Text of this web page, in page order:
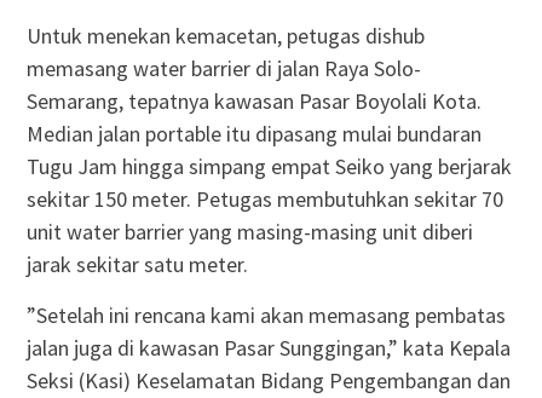
Untuk menekan kemacetan, petugas dishub
memasang water barrier di jalan Raya Solo-
Semarang, tepatnya kawasan Pasar Boyolali Kota.
Median jalan portable itu dipasang mulai bundaran
Tugu Jam hingga simpang empat Seiko yang berjarak
sekitar 150 meter. Petugas membutuhkan sekitar 70
unit water barrier yang masing-masing unit diberi
jarak sekitar satu meter.
”Setelah ini rencana kami akan memasang pembatas
jalan juga di kawasan Pasar Sunggingan,” kata Kepala
Seksi (Kasi) Keselamatan Bidang Pengembangan dan